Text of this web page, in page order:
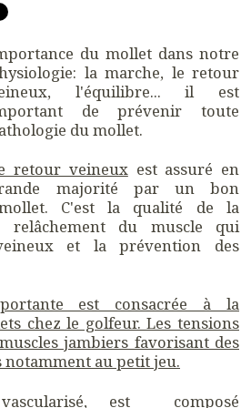
du mollet dans notre
la marche, le retour
l'équilibre... il est
de prévenir toute
du mollet.
retour veineuxest assuré en
majorité par un bon
C'est la qualité de la
relâchement du muscle qui
et la prévention des
est consacrée à la
chez le golfeur. Les tensions
jambiers favorisant des
au petit jeu.
est composé